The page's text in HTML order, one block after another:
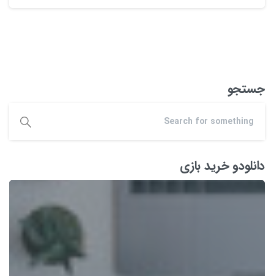
جستجو
دانلودو خرید بازی